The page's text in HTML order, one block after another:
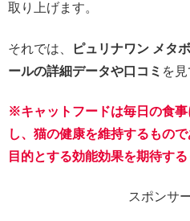
取り上げます。
それでは、
ピュリナワン メタ
ールの詳細データや口コミ を見
※キャットフードは毎日の食
し、猫の健康を維持するもの
目的とする効能効果を期待する
スポンサ